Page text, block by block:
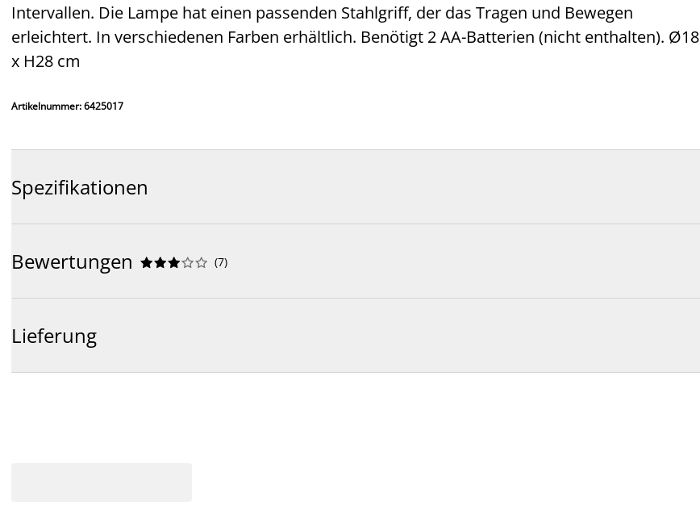
Intervallen. Die Lampe hat einen passenden Stahlgriff, der das Tragen und Bewegen
erleichtert. In verschiedenen Farben erhältlich. Benötigt 2 AA-Batterien (nicht enthalten). Ø18
x H28 cm
Artikelnummer: 6425017
Spezifikationen
Bewertungen 




 (7)
Lieferung